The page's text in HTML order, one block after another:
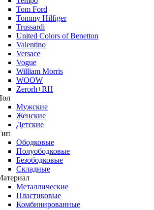
Tom Ford
Tommy Hilfiger
Trussardi
United Colors of Benetton
Valentino
Versace
Vogue
William Morris
WOOW
Zerorh+RH
Мужские
Женские
Детские
Ободковые
Полуободковые
Безободковые
Складные
Металлические
Пластиковые
Комбинированные